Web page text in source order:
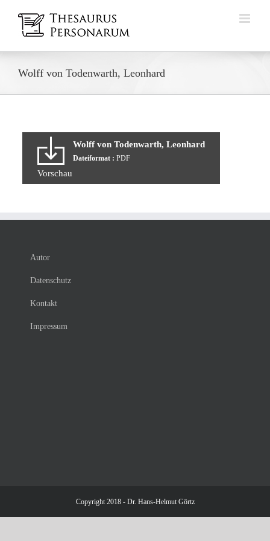
Inhalt
springen
Wolff von Todenwarth, Leonhard
Wolff von Todenwarth, Leonhard
Dateiformat : PDF
Vorschau
Autor
Datenschutz
Kontakt
Impressum
Copyright 2018 - Dr. Hans-Helmut Görtz